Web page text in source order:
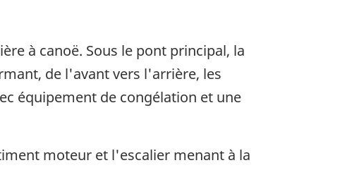
à canoë. Sous le pont principal, la
de l'avant vers l'arrière, les
équipement de congélation et une
moteur et l'escalier menant à la